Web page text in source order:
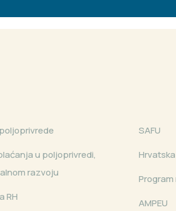
u poljoprivredi,
razvoju
RH
SAFU
Program
AMPEU